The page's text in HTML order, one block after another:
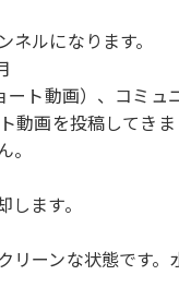
ルになります。
ト動画）、コミュ
動画を投稿してきま
ます。
ーンな状態です。